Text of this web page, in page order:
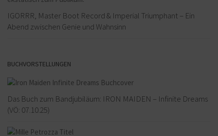
IGORRR, Master Boot Record & Imperial Triumphant – Ein
Abend zwischen Genie und Wahnsinn
BUCHVORSTELLUNGEN
Das Buch zum Bandjubiläum: IRON MAIDEN – Infinite Dreams
(VÖ: 07.10.25)